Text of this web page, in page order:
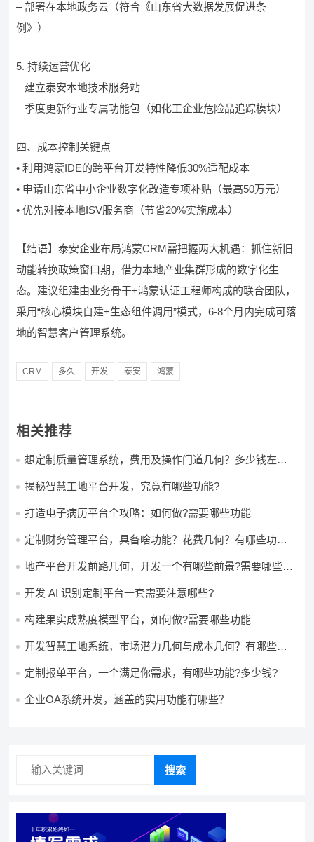
– 部署在本地政务云（符合《山东省大数据发展促进条
例》）
5. 持续运营优化
– 建立泰安本地技术服务站
– 季度更新行业专属功能包（如化工企业危险品追踪模块）
四、成本控制关键点
• 利用鸿蒙IDE的跨平台开发特性降低30%适配成本
• 申请山东省中小企业数字化改造专项补贴（最高50万元）
• 优先对接本地ISV服务商（节省20%实施成本）
【结语】泰安企业布局鸿蒙CRM需把握两大机遇：抓住新旧
动能转换政策窗口期，借力本地产业集群形成的数字化生
态。建议组建由业务骨干+鸿蒙认证工程师构成的联合团队，
采用“核心模块自建+生态组件调用”模式，6-8个月内完成可落
地的智慧客户管理系统。
CRM 多久 开发 泰安 鸿蒙
相关推荐
想定制质量管理系统，费用及操作门道几何？多少钱左右
揭秘智慧工地平台开发，究竟有哪些功能?
打造电子病历平台全攻略：如何做?需要哪些功能
定制财务管理平台，具备啥功能？花费几何？有哪些功能?
地产平台开发前路几何，开发一个有哪些前景?需要哪些费
开发 AI 识别定制平台一套需要注意哪些?
构建果实成熟度模型平台，如何做?需要哪些功能
开发智慧工地系统，市场潜力几何与成本几何？有哪些前
定制报单平台，一个满足你需求，有哪些功能?多少钱?
企业OA系统开发，涵盖的实用功能有哪些？
搜索